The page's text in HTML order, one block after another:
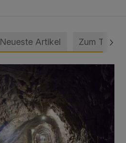
Neueste Artikel Zum Thema